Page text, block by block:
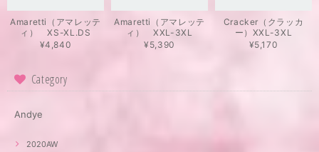
Amaretti（アマレッテ
ィ） XS-XL.DS
¥4,840
Amaretti（アマレッテ
ィ） XXL-3XL
¥5,390
Cracker（クラッカ
ー）XXL-3XL
¥5,170
Category
Andye
2020AW